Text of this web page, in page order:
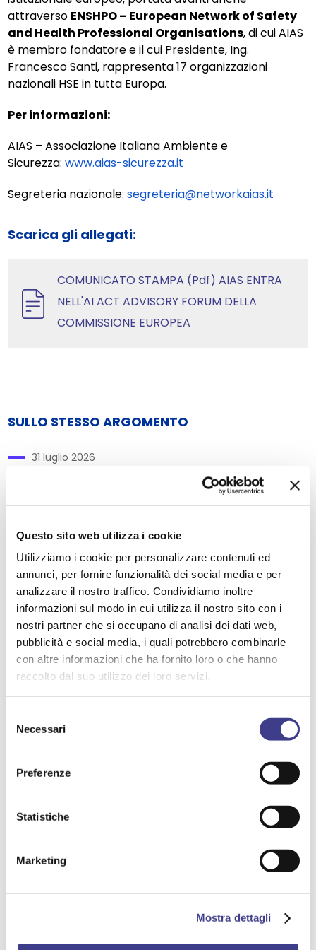
Questo sito web utilizza i cookie
Utilizziamo i cookie per personalizzare contenuti ed
annunci, per fornire funzionalità dei social media e per
analizzare il nostro traffico. Condividiamo inoltre
informazioni sul modo in cui utilizza il nostro sito con i
nostri partner che si occupano di analisi dei dati web,
pubblicità e social media, i quali potrebbero combinarle
con altre informazioni che ha fornito loro o che hanno
raccolto dal suo utilizzo dei loro servizi.
delNecessari
Preferenze
Statistiche
Marketing
Mostra dettagli
attraverso ENSHPO – European Network of Safety
and Health Professional Organisations, di cui AIAS
è membro fondatore e il cui Presidente, Ing.
Francesco Santi, rappresenta 17 organizzazioni
nazionali HSE in tutta Europa.
Per informazioni:
AIAS – Associazione Italiana Ambiente e
Sicurezza:www.aias-sicurezza.it
Segreteria nazionale:segreteria@networkaias.it
Scarica gli allegati:
COMUNICATO STAMPA (Pdf) AIAS ENTRA
NELL'AI ACT ADVISORY FORUM DELLA
COMMISSIONE EUROPEA
SULLO STESSO ARGOMENTO
31 luglio 2026
Entra in vigore l'AI Omnibus: novità
per la sicurezza sul lavoro e
GESTIONE DEI CAMBIAMENTI E DELL'INNOVAZIONE
CHIMICO
SOSTENIBILITA' ECONOMICA, SOCIALE, AMBIENTALE,